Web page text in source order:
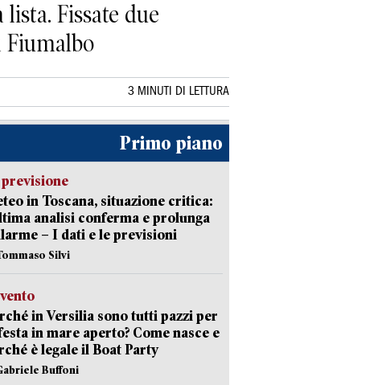
Fissate due
Fiumalbo
3 MINUTI DI LETTURA
Primo piano
previsione
in Toscana, situazione critica:
analisi conferma e prolunga
– I dati e le previsioni
Silvi
in Versilia sono tutti pazzi per
in mare aperto? Come nasce e
è legale il Boat Party
Buffoni